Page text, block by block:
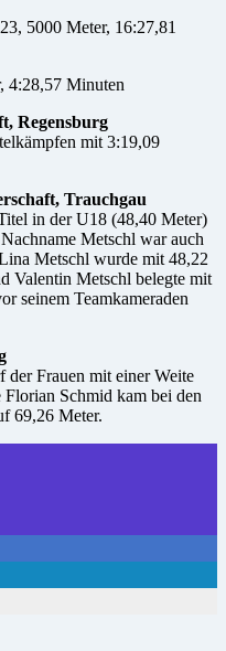
5000 Meter, 16:27,81
4:28,57 Minuten
Regensburg
mit 3:19,09
Trauchgau
in der U18 (48,40 Meter)
Metschl war auch
Metschl wurde mit 48,22
Valentin Metschl belegte mit
seinem Teamkameraden
der Frauen mit einer Weite
Schmid kam bei den
69,26 Meter.